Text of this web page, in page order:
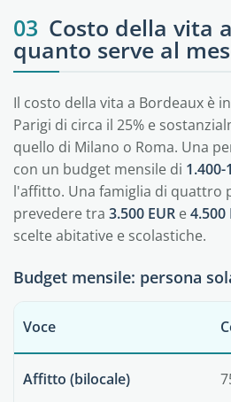
03 Costo della vita
quanto serve al
Il costo della vita a Bordeaux è
Parigi di circa il 25% e
quello di Milano o Roma. Una
con un budget mensile di 1.400-
l'affitto. Una famiglia di quattro
prevedere tra 3.500 EUR e4.500
scelte abitative e scolastiche.
Budget mensile: persona
Voce
Affitto (bilocale)